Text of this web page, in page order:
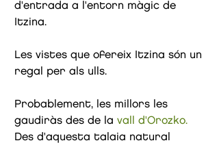
d'entrada a l'entorn màgic de
Itzina.
Les vistes que ofereix Itzina són un
regal per als ulls.
Probablement, les millors les
gaudiràs des de la vall d'Orozko.
Des d'aquesta talaia natural